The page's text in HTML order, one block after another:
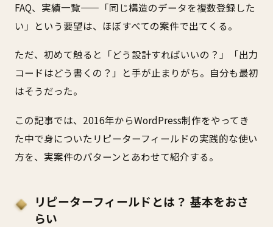
FAQ、実績一覧——「同じ構造のデータを複数登録した
い」という要望は、ほぼすべての案件で出てくる。
ただ、初めて触ると「どう設計すればいいの？」「出力
コードはどう書くの？」と手が止まりがち。自分も最初
はそうだった。
この記事では、2016年からWordPress制作をやってき
た中で身についたリピーターフィールドの実践的な使い
方を、実案件のパターンとあわせて紹介する。
リピーターフィールドとは？ 基本をおさ
らい